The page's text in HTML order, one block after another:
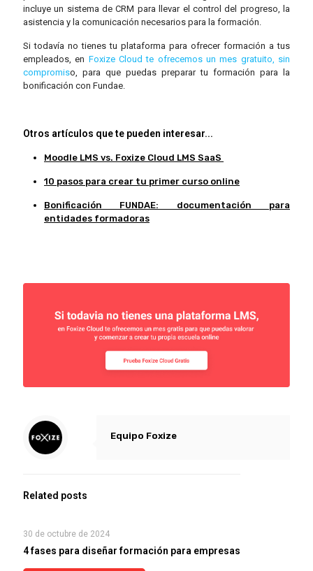
incluye un sistema de CRM para llevar el control del progreso, la
asistencia y la comunicación necesarios para la formación.
Si todavía no tienes tu plataforma para ofrecer formación a tus
empleados, en Foxize Cloud te ofrecemos un mes gratuito, sin
compromiso, para que puedas preparar tu formación para la
bonificación con Fundae.
Otros artículos que te pueden interesar...
Moodle LMS vs. Foxize Cloud LMS SaaS
10 pasos para crear tu primer curso online
Bonificación FUNDAE: documentación para
entidades formadoras
Equipo Foxize
Related posts
30 de octubre de 2024
4 fases para diseñar formación para empresas